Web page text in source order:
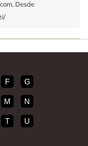
Desde
F G
M N
T U